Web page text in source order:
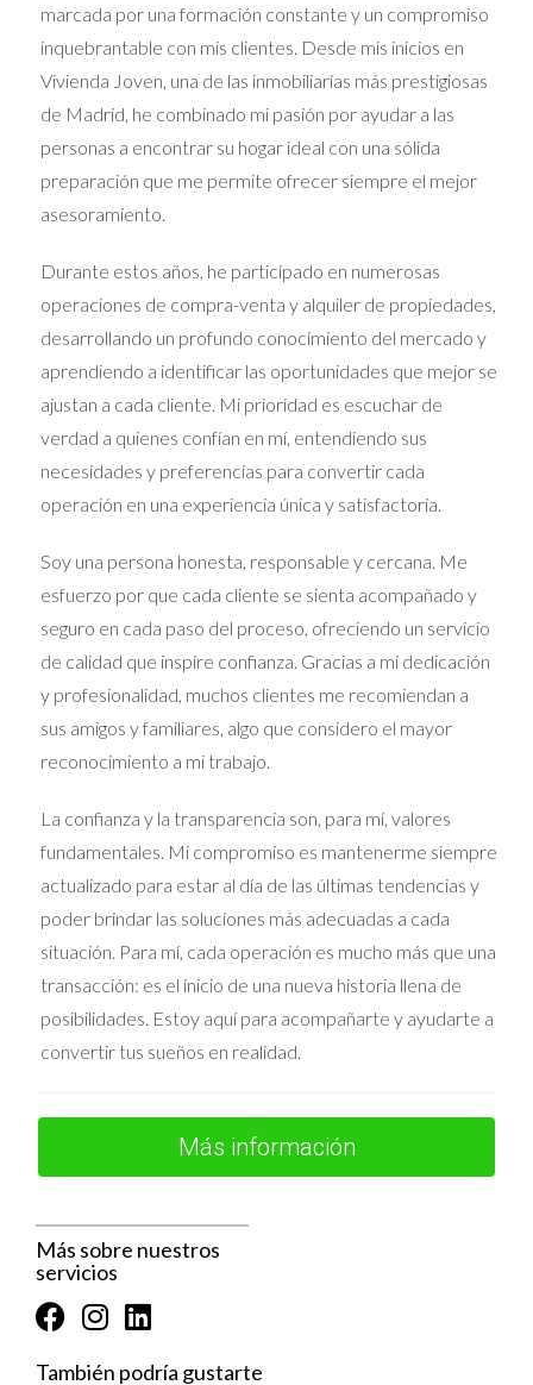
implica costos adicionales para el progenitor que
tiene menos tiempo de custodia.
diferentes relaciones, esto también puede
influenciar el monto de la manutención, ya que se
deben considerar las obligaciones financieras hacia
todos los hijos.
MÉTODOS DE CÁLCULO DE
LA MANUTENCIÓN INFANTIL
Los métodos de cálculo de la manutención infantil
pueden variar según el estado y la legislación. Dos
enfoques comunes son el método de porcentaje de
ingresos y el método de costos compartidos. A
continuación, se describen ambos:
Método de Porcentaje de Ingresos
Este método implica que se destina un porcentaje
manutención a cada hijo. Por lo general, el porcentaje se
incrementa con el número de hijos. Por ejemplo:
1 hijo: 20% del ingreso bruto.
2 hijos: 25% del ingreso bruto.
3 hijos: 30% del ingreso bruto.
Método de Costos Compartidos
Este enfoque toma en cuenta todos los gastos
alimentación, educación y atención médica. Los costos
capacidad financiera. Este método ofrece una imagen
más completa de lo que implica criar a un niño.
EJEMPLOS PRÁCTICOS DE
CÁLCULO
Para ilustrar cómo funciona el cálculo de la manutención
infantil, consideremos tres escenarios prácticos
Ejemplo 1: Método de Porcentaje de
mes. Usando el método de porcentaje de ingresos, se le
asignarían 1,000 Euross al mes (20% de 5,000). Este
monto podría ajustarse si María incurre en gastos
adicionales relacionados con el niño.
marcada por una formación constante y un compromiso
inquebrantable con mis clientes. Desde mis inicios en
Vivienda Joven, una de las inmobiliarias más prestigiosas
de Madrid, he combinado mi pasión por ayudar a las
personas a encontrar su hogar ideal con una sólida
preparación que me permite ofrecer siempre el mejor
asesoramiento.
Durante estos años, he participado en numerosas
operaciones de compra-venta y alquiler de propiedades,
desarrollando un profundo conocimiento del mercado y
aprendiendo a identificar las oportunidades que mejor se
ajustan a cada cliente. Mi prioridad es escuchar de
verdad a quienes confían en mí, entendiendo sus
necesidades y preferencias para convertir cada
operación en una experiencia única y satisfactoria.
Soy una persona honesta, responsable y cercana. Me
esfuerzo por que cada cliente se sienta acompañado y
seguro en cada paso del proceso, ofreciendo un servicio
de calidad que inspire confianza. Gracias a mi dedicación
y profesionalidad, muchos clientes me recomiendan a
sus amigos y familiares, algo que considero el mayor
reconocimiento a mi trabajo.
La confianza y la transparencia son, para mí, valores
fundamentales. Mi compromiso es mantenerme siempre
actualizado para estar al día de las últimas tendencias y
poder brindar las soluciones más adecuadas a cada
situación. Para mí, cada operación es mucho más que una
transacción: es el inicio de una nueva historia llena de
posibilidades. Estoy aquí para acompañarte y ayudarte a
convertir tus sueños en realidad.
Más información
Más sobre nuestros
servicios
También podría gustarte